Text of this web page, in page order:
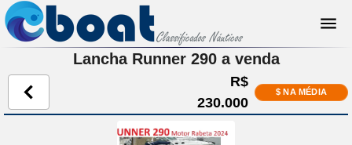
Lancha Runner 290 a venda
R$
230.000
$ NA MÉDIA